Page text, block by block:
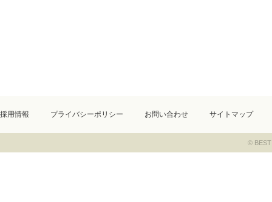
採用情報 プライバシーポリシー お問い合わせ サイトマップ
© BEST